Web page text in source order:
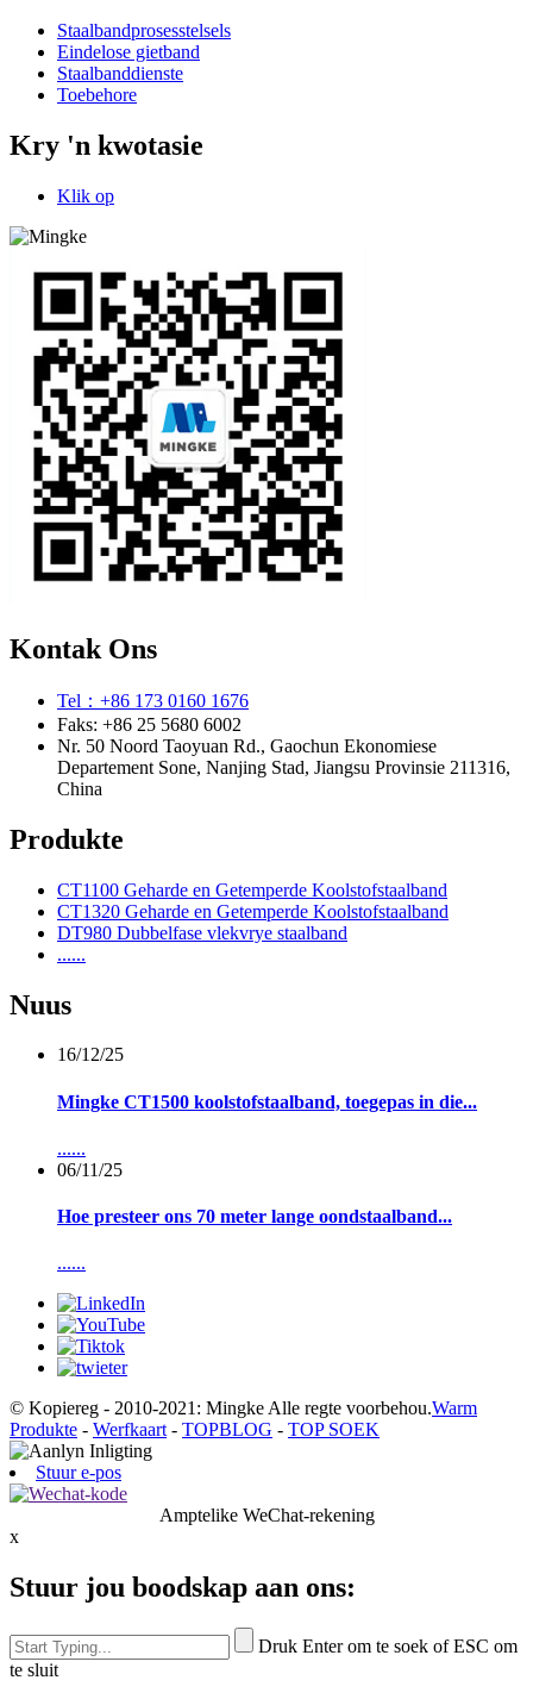
Staalbandprosesstelsels
Eindelose gietband
Staalbanddienste
Toebehore
Kry 'n kwotasie
Klik op
Kontak Ons
Tel：+86 173 0160 1676
Faks: +86 25 5680 6002
Nr. 50 Noord Taoyuan Rd., Gaochun Ekonomiese
Departement Sone, Nanjing Stad, Jiangsu Provinsie 211316,
China
Produkte
CT1100 Geharde en Getemperde Koolstofstaalband
CT1320 Geharde en Getemperde Koolstofstaalband
DT980 Dubbelfase vlekvrye staalband
......
Nuus
16/12/25
Mingke CT1500 koolstofstaalband, toegepas in die...
......
06/11/25
Hoe presteer ons 70 meter lange oondstaalband...
......
© Kopiereg - 2010-2021: Mingke Alle regte voorbehou.Warm
Produkte - Werfkaart- TOPBLOG - TOP SOEK
Stuur e-pos
Amptelike WeChat-rekening
x
Stuur jou boodskap aan ons:
Druk Enter om te soek of ESC om
te sluit